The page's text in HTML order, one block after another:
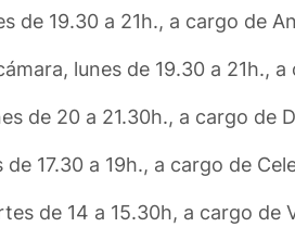
de 19.30 a 21h., a cargo de
lunes de 19.30 a 21h.,
de 20 a 21.30h., a cargo de
de 17.30 a 19h., a cargo de
de 14 a 15.30h, a cargo de